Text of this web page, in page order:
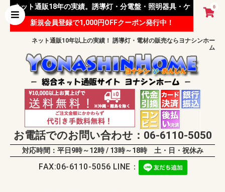
0
ネット通販18年の実績。誘導灯・分電盤・照明器具・ケ
ーブル等 様々な資材を取り扱っています。
新規会員登録で1,000円OFFクーポン発行中！
ネット通販10年以上の実績！ 誘導灯・電材の販売ならヨナシンホー
ム
お電話でのお問い合わせ：06-6110-5050
対応時間：平日9時～12時 / 13時～18時 土・日・祝休み
FAX:06-6110-5056 LINE：